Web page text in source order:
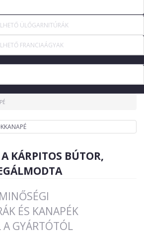
ÜLŐGARNITÚRÁK
FRANCIAÁGYAK
KÁRPITOS BÚTOR,
ÉS KANAPÉK
GYÁRTÓTÓL